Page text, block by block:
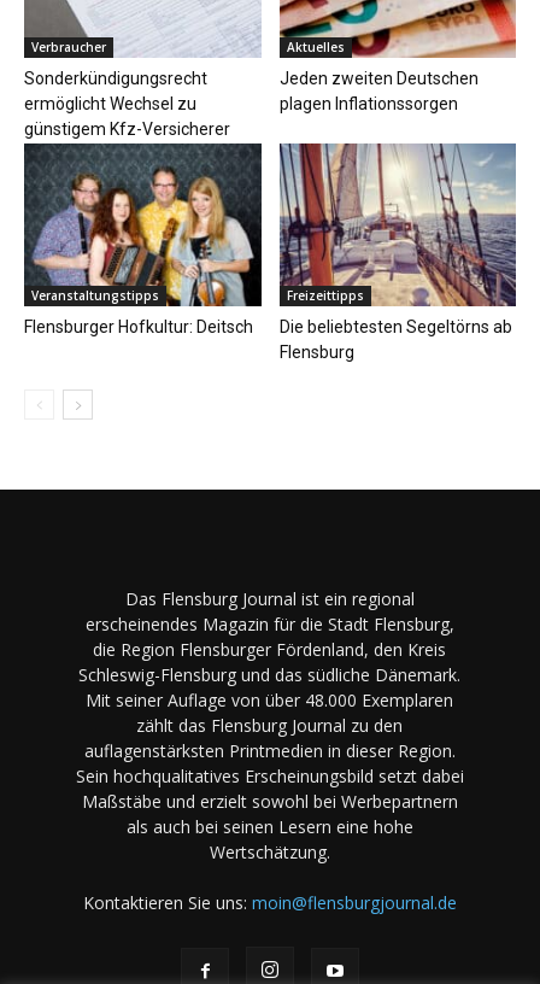
Verbraucher
Sonderkündigungsrecht
ermöglicht Wechsel zu
günstigem Kfz-Versicherer
Aktuelles
Jeden zweiten Deutschen
plagen Inflationssorgen
Veranstaltungstipps
Flensburger Hofkultur: Deitsch
Freizeittipps
Die beliebtesten Segeltörns ab
Flensburg
Das Flensburg Journal ist ein regional
erscheinendes Magazin für die Stadt Flensburg,
die Region Flensburger Fördenland, den Kreis
Schleswig-Flensburg und das südliche Dänemark.
Mit seiner Auflage von über 48.000 Exemplaren
zählt das Flensburg Journal zu den
auflagenstärksten Printmedien in dieser Region.
Sein hochqualitatives Erscheinungsbild setzt dabei
Maßstäbe und erzielt sowohl bei Werbepartnern
als auch bei seinen Lesern eine hohe
Wertschätzung.
Kontaktieren Sie uns: moin@flensburgjournal.de